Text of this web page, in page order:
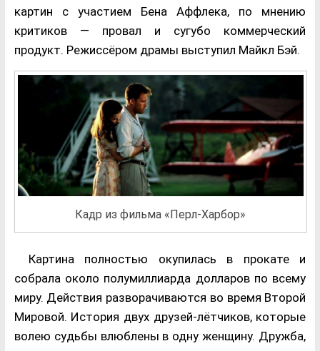
картин с участием Бена Аффлека, по мнению
критиков — провал и сугубо коммерческий
продукт. Режиссёром драмы выступил Майкл Бэй.
Кадр из фильма «Перл-Харбор»
Картина полностью окупилась в прокате и
собрала около полумиллиарда долларов по всему
миру. Действия разворачиваются во время Второй
Мировой. История двух друзей-лётчиков, которые
волею судьбы влюблены в одну женщину. Дружба,